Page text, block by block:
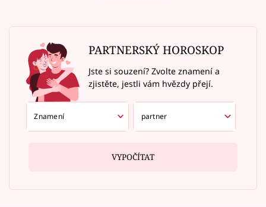
PARTNERSKÝ HOROSKOP
Jste si souzení? Zvolte znamení a
zjistěte, jestli vám hvězdy přejí.
VYPOČÍTAT